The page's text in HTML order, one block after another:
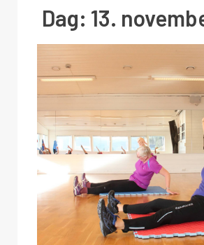
Dag: 13.